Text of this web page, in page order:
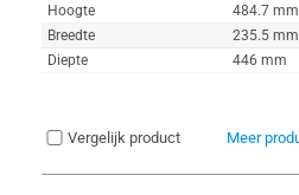
Hoogte
484.7 mm
Breedte
235.5 mm
Diepte
446 mm
Vergelijk product Meer